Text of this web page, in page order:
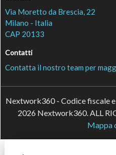
Via Moretto da Brescia, 22
Milano - Italia
CAP 20133
Contatti
Contatta il nostro team per
Nextwork360 - Codice fiscale
2026 Nextwork360. ALL
Mappa